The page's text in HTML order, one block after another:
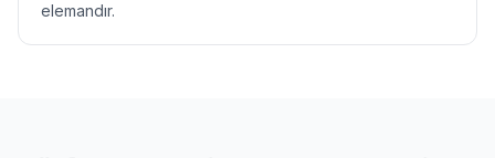
elemandır.